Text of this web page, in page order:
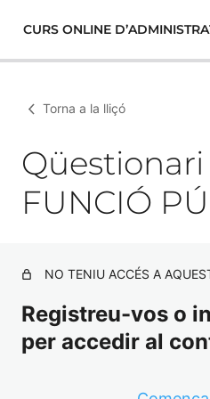
CURS ONLINE
Torna a la lliçó
Qüestionari
FUNCIÓ
NO TENIU ACCÉS A
Registreu-vos o
per accedir al